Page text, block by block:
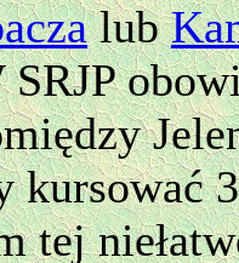
lub
SRJP
kursować
tej